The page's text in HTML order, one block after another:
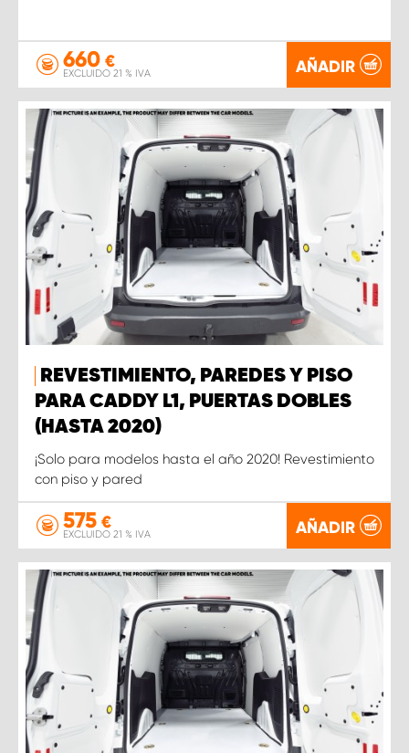
660 €
EXCLUIDO 21 % IVA AÑADIR
REVESTIMIENTO, PAREDES Y PISO
PARA CADDY L1, PUERTAS DOBLES
(HASTA 2020)
¡Solo para modelos hasta el año 2020! Revestimiento
con piso y pared
575 €
EXCLUIDO 21 % IVA AÑADIR